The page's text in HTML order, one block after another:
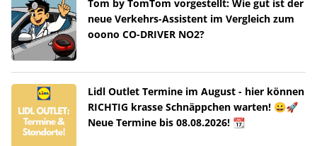
Tom by TomTom vorgestellt: Wie gut ist der
neue Verkehrs-Assistent im Vergleich zum
ooono CO-DRIVER NO2?
Lidl Outlet Termine im August - hier können
RICHTIG krasse Schnäppchen warten! 😀🚀
Neue Termine bis 08.08.2026! 📆